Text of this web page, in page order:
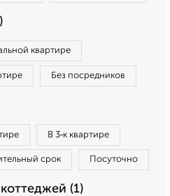
квартире
Без посредников
В 3‑к квартире
срок Посуточно
(1)